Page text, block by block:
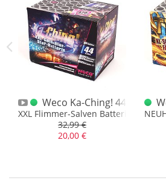
Orient Express in Goldbrokat
Weco Ka-Ching! 44 Schuss
XXL Flimmer-Salven Batterie
32,99 €
20,00 €